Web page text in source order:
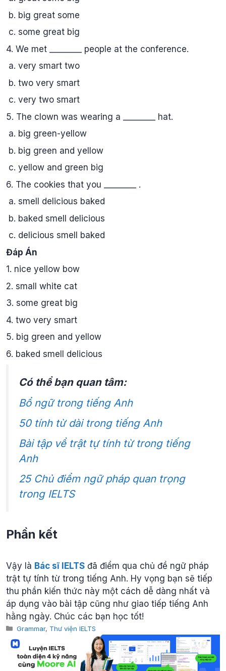
b. big great some
c. some great big
4. We met ________ people at the conference.
a. very smart two
b. two very smart
c. very two smart
5. The clown was wearing a ________ hat.
a. big green-yellow
b. big green and yellow
c. yellow and green big
6. The cookies that you ________ .
a. smell delicious baked
b. baked smell delicious
c. delicious smell baked
Đáp Án
1. nice yellow bow
2. small white cat
3. some great big
4. two very smart
5. big green and yellow
6. baked smell delicious
Có thể bạn quan tâm:
Bổ ngữ trong tiếng Anh
50 tính từ dài trong tiếng Anh
Bài tập về trật tự tính từ trong tiếng
Anh
25 Chủ điểm ngữ pháp quan trọng
trong IELTS
Phần kết
Vậy là Bác sĩ IELTS đã điểm qua chủ đề ngữ pháp
trật tự tính từ trong tiếng Anh. Hy vọng bạn sẽ tiếp
thu phần kiến thức này một cách dễ dàng nhất và
áp dụng vào bài tập cũng như giao tiếp tiếng Anh
hằng ngày. Chúc các bạn học tốt!
Categories
Grammar, Thư viện IELTS